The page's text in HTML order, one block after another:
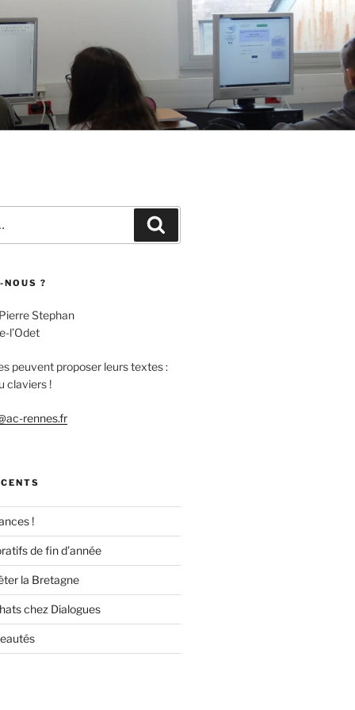
?
Stephan
l’Odet
peuvent proposer leurs textes :
claviers !
rennes.fr
!
de fin d’année
la Bretagne
chez Dialogues